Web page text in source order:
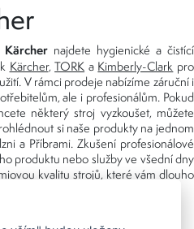
Kärchernajdete hygienické a čistící
Kärcher,TORK a Kimberly-Clark pro
V rámci prodeje nabízíme záruční i
ale i profesionálům. Pokud
některý stroj vyzkoušet, můžete
si naše produkty na jednom
a Příbrami. Zkušení profesionálové
produktu nebo služby ve všední dny
kvalitu strojů, které vám dlouho